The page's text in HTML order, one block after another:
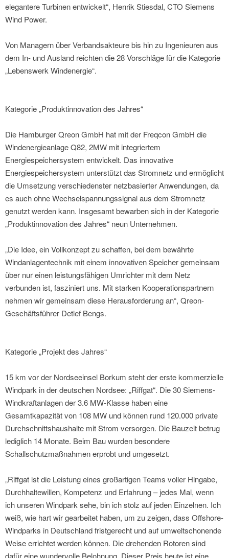
elegantere Turbinen entwickelt“, Henrik Stiesdal, CTO Siemens
Wind Power.
Von Managern über Verbandsakteure bis hin zu Ingenieuren aus
dem In- und Ausland reichten die 28 Vorschläge für die Kategorie
„Lebenswerk Windenergie“.
Kategorie „Produktinnovation des Jahres“
Die Hamburger Qreon GmbH hat mit der Freqcon GmbH die
Windenergieanlage Q82, 2MW mit integriertem
Energiespeichersystem entwickelt. Das innovative
Energiespeichersystem unterstützt das Stromnetz und ermöglicht
die Umsetzung verschiedenster netzbasierter Anwendungen, da
es auch ohne Wechselspannungssignal aus dem Stromnetz
genutzt werden kann. Insgesamt bewarben sich in der Kategorie
„Produktinnovation des Jahres“ neun Unternehmen.
„Die Idee, ein Vollkonzept zu schaffen, bei dem bewährte
Windanlagentechnik mit einem innovativen Speicher gemeinsam
über nur einen leistungsfähigen Umrichter mit dem Netz
verbunden ist, fasziniert uns. Mit starken Kooperationspartnern
nehmen wir gemeinsam diese Herausforderung an“, Qreon-
Geschäftsführer Detlef Bengs.
Kategorie „Projekt des Jahres“
15 km vor der Nordseeinsel Borkum steht der erste kommerzielle
Windpark in der deutschen Nordsee: „Riffgat“. Die 30 Siemens-
Windkraftanlagen der 3.6 MW-Klasse haben eine
Gesamtkapazität von 108 MW und können rund 120.000 private
Durchschnittshaushalte mit Strom versorgen. Die Bauzeit betrug
lediglich 14 Monate. Beim Bau wurden besondere
Schallschutzmaßnahmen erprobt und umgesetzt.
„Riffgat ist die Leistung eines großartigen Teams voller Hingabe,
Durchhaltewillen, Kompetenz und Erfahrung – jedes Mal, wenn
ich unseren Windpark sehe, bin ich stolz auf jeden Einzelnen. Ich
weiß, wie hart wir gearbeitet haben, um zu zeigen, dass Offshore-
Windparks in Deutschland fristgerecht und auf umweltschonende
Weise errichtet werden können. Die drehenden Rotoren sind
dafür eine wundervolle Belohnung. Dieser Preis heute ist eine